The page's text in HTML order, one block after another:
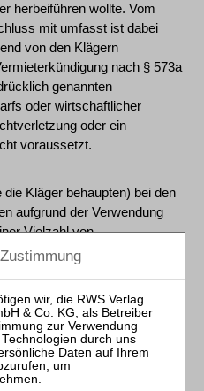
herbeiführen wollte. Vom
mit umfasst ist dabei
von den Klägern
nach § 573a
genannten
oder wirtschaftlicher
oder ein
voraussetzt.
Kläger behaupten) bei den
aufgrund der Verwendung
Vielzahl von
Siedlungshäuser um von
verwendeten
mit denen das Recht der
für die Lebensdauer der
benachteiligen den Käufer
nicht unangemessen im
sondern stellen vielmehr